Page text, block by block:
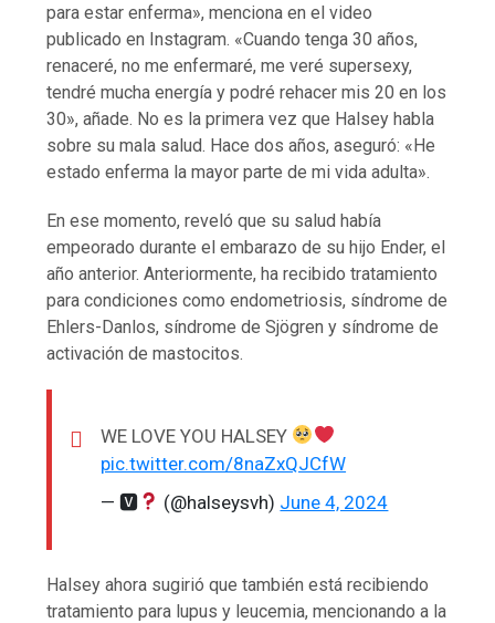
para estar enferma», menciona en el video
publicado en Instagram. «Cuando tenga 30 años,
renaceré, no me enfermaré, me veré supersexy,
tendré mucha energía y podré rehacer mis 20 en los
30», añade. No es la primera vez que Halsey habla
sobre su mala salud. Hace dos años, aseguró: «He
estado enferma la mayor parte de mi vida adulta».
En ese momento, reveló que su salud había
empeorado durante el embarazo de su hijo Ender, el
año anterior. Anteriormente, ha recibido tratamiento
para condiciones como endometriosis, síndrome de
Ehlers-Danlos, síndrome de Sjögren y síndrome de
activación de mastocitos.
WE LOVE YOU HALSEY
pic.twitter.com/8naZxQJCfW
— 🆅
(@halseysvh) June 4, 2024
Halsey ahora sugirió que también está recibiendo
tratamiento para lupus y leucemia, mencionando a la